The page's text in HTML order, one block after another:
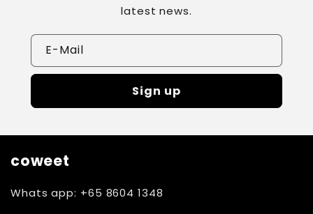
latest news.
E-Mail
Sign up
coweet
Whats app: +65 8604 1348